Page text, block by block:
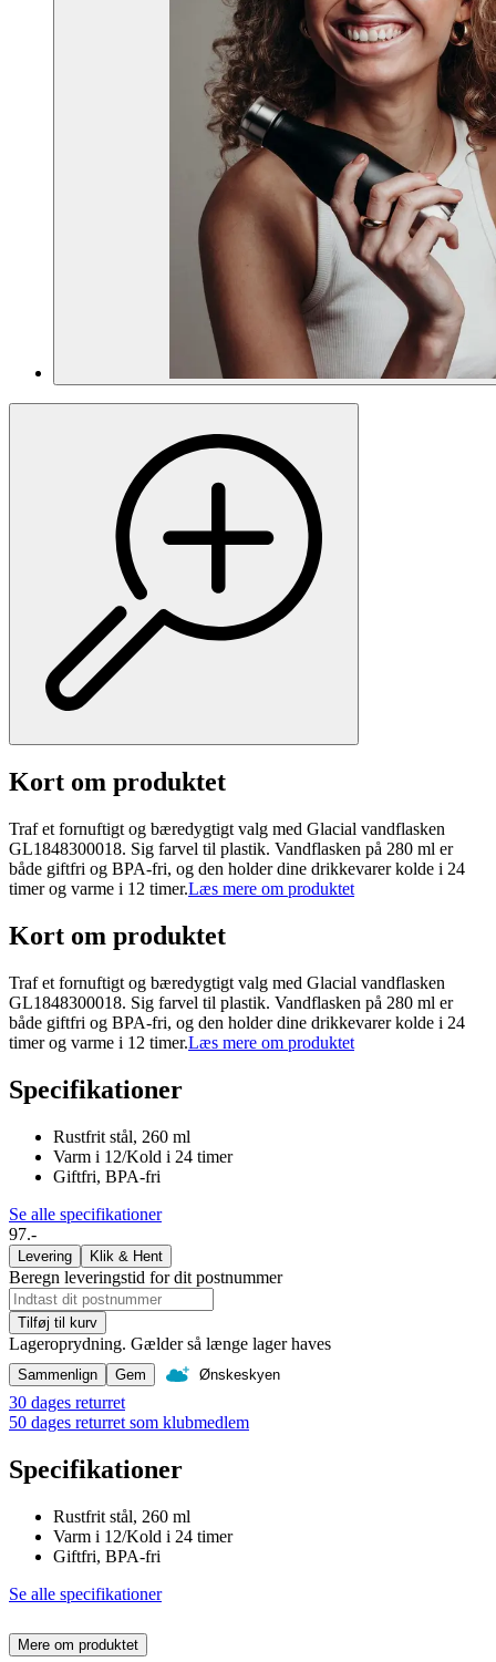
Kort om produktet
Traf et fornuftigt og bæredygtigt valg med Glacial vandflasken
GL1848300018. Sig farvel til plastik. Vandflasken på 280 ml er
både giftfri og BPA-fri, og den holder dine drikkevarer kolde i 24
timer og varme i 12 timer.Læs mere om produktet
Kort om produktet
Traf et fornuftigt og bæredygtigt valg med Glacial vandflasken
GL1848300018. Sig farvel til plastik. Vandflasken på 280 ml er
både giftfri og BPA-fri, og den holder dine drikkevarer kolde i 24
timer og varme i 12 timer.Læs mere om produktet
Specifikationer
Rustfrit stål, 260 ml
Varm i 12/Kold i 24 timer
Giftfri, BPA-fri
Se alle specifikationer
97.-
Levering Klik & Hent
Beregn leveringstid for dit postnummer
Tilføj til kurv
Lageroprydning. Gælder så længe lager haves
Sammenlign Gem Ønskeskyen
30 dages returret
50 dages returret som klubmedlem
Specifikationer
Rustfrit stål, 260 ml
Varm i 12/Kold i 24 timer
Giftfri, BPA-fri
Se alle specifikationer
Mere om produktet